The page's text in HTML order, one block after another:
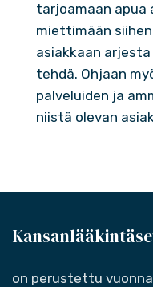
tarjoamaan apua
miettimään
asiakkaan
tehdä. Ohjaan
palveluiden ja
niistä olevan
on perustettu